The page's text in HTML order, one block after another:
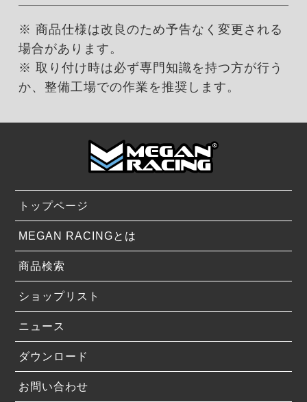
※ 商品仕様は改良のため予告なく変更される
場合があります。
※ 取り付け時は必ず専門知識を持つ方が行う
か、整備工場での作業を推奨します。
トップページ
MEGAN RACINGとは
商品検索
ショップリスト
ニュース
ダウンロード
お問い合わせ